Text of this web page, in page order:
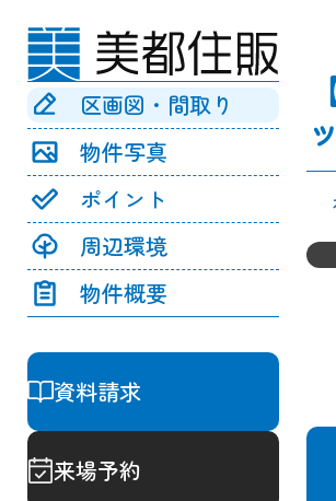
区画図・間取り
物件写真
ポイント
周辺環境
物件概要
資料請求
来場予約